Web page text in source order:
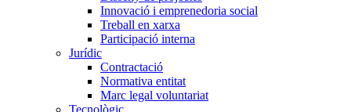
Innovació i emprenedoria social
Treball en xarxa
Participació interna
Jurídic
Contractació
Normativa entitat
Marc legal voluntariat
Tecnològic